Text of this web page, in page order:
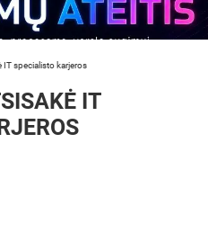
IT specialisto karjeros
IT